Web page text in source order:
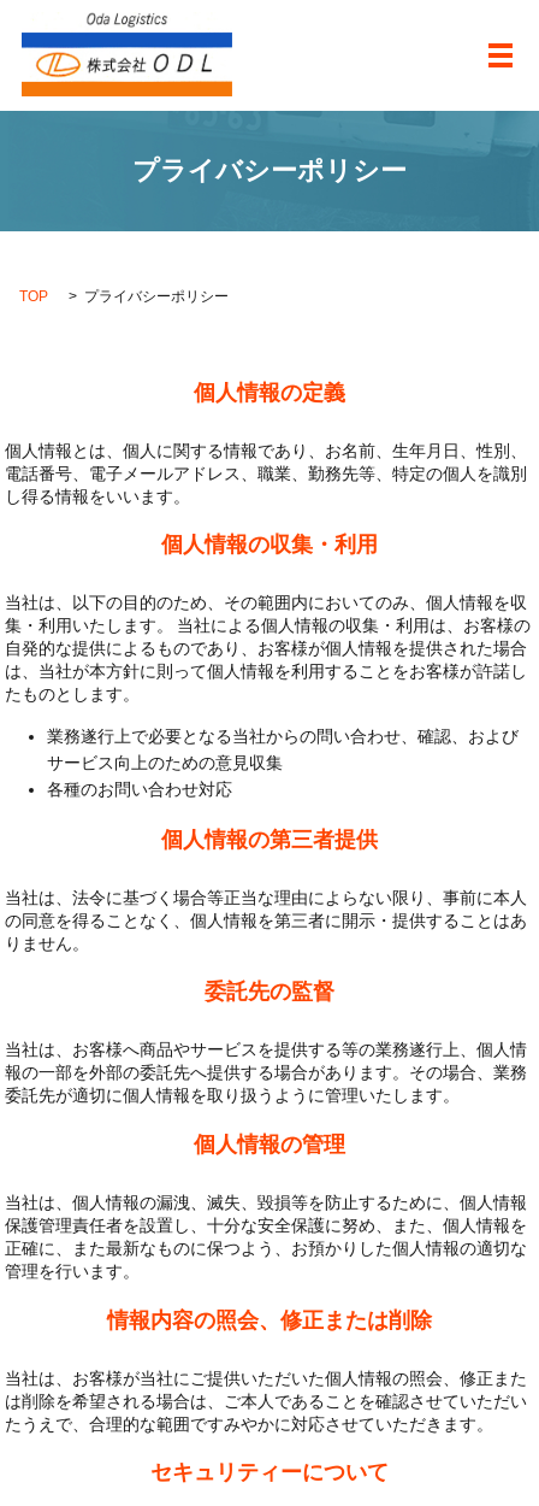
メ
プライバシーポリシー
TOP プライバシーポリシー
個人情報の定義
個人情報とは、個人に関する情報であり、お名前、生年月日、性別、
電話番号、電子メールアドレス、職業、勤務先等、特定の個人を識別
し得る情報をいいます。
個人情報の収集・利用
当社は、以下の目的のため、その範囲内においてのみ、個人情報を収
集・利用いたします。 当社による個人情報の収集・利用は、お客様の
自発的な提供によるものであり、お客様が個人情報を提供された場合
は、当社が本方針に則って個人情報を利用することをお客様が許諾し
たものとします。
業務遂行上で必要となる当社からの問い合わせ、確認、および
サービス向上のための意見収集
各種のお問い合わせ対応
個人情報の第三者提供
当社は、法令に基づく場合等正当な理由によらない限り、事前に本人
の同意を得ることなく、個人情報を第三者に開示・提供することはあ
りません。
委託先の監督
当社は、お客様へ商品やサービスを提供する等の業務遂行上、個人情
報の一部を外部の委託先へ提供する場合があります。その場合、業務
委託先が適切に個人情報を取り扱うように管理いたします。
個人情報の管理
当社は、個人情報の漏洩、滅失、毀損等を防止するために、個人情報
保護管理責任者を設置し、十分な安全保護に努め、また、個人情報を
正確に、また最新なものに保つよう、お預かりした個人情報の適切な
管理を行います。
情報内容の照会、修正または削除
当社は、お客様が当社にご提供いただいた個人情報の照会、修正また
は削除を希望される場合は、ご本人であることを確認させていただい
たうえで、合理的な範囲ですみやかに対応させていただきます。
セキュリティーについて